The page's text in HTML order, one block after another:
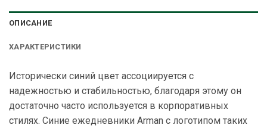
ОПИСАНИЕ
ХАРАКТЕРИСТИКИ
Исторически синий цвет ассоциируется с
надежностью и стабильностью, благодаря этому он
достаточно часто используется в корпоративных
стилях. Синие ежедневники Arman с логотипом таких